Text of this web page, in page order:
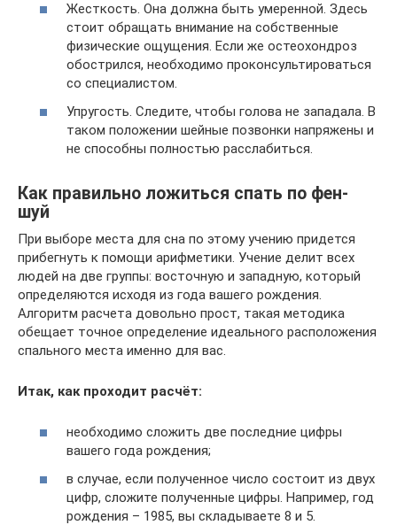
Жесткость. Она должна быть умеренной. Здесь
стоит обращать внимание на собственные
физические ощущения. Если же остеохондроз
обострился, необходимо проконсультироваться
со специалистом.
Упругость. Следите, чтобы голова не западала. В
таком положении шейные позвонки напряжены и
не способны полностью расслабиться.
Как правильно ложиться спать по фен-
шуй
При выборе места для сна по этому учению придется
прибегнуть к помощи арифметики. Учение делит всех
людей на две группы: восточную и западную, который
определяются исходя из года вашего рождения.
Алгоритм расчета довольно прост, такая методика
обещает точное определение идеального расположения
спального места именно для вас.
Итак, как проходит расчёт:
необходимо сложить две последние цифры
вашего года рождения;
в случае, если полученное число состоит из двух
цифр, сложите полученные цифры. Например, год
рождения – 1985, вы складываете 8 и 5.